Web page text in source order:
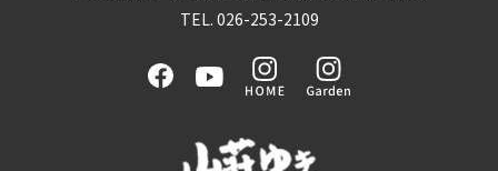
TEL. 026-253-2109